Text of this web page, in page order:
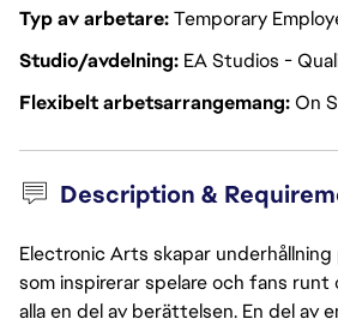
Typ av arbetareTemporary
Studio/avdelning EA Studios -
Flexibelt arbetsarrangemangOn
Description &
Electronic Arts skapar underhållning
som inspirerar spelare och fans runt
alla en del av berättelsen. En del av